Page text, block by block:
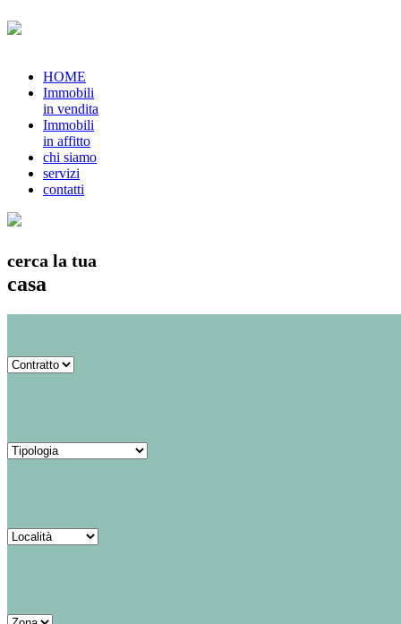
HOME
Immobili
in vendita
Immobili
in affitto
chi siamo
servizi
contatti
cerca la tua
casa